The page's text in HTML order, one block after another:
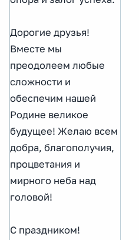
Дорогие друзья!
Вместе мы
преодолеем любые
сложности и
обеспечим нашей
Родине великое
будущее! Желаю всем
добра, благополучия,
процветания и
мирного неба над
головой!
С праздником!